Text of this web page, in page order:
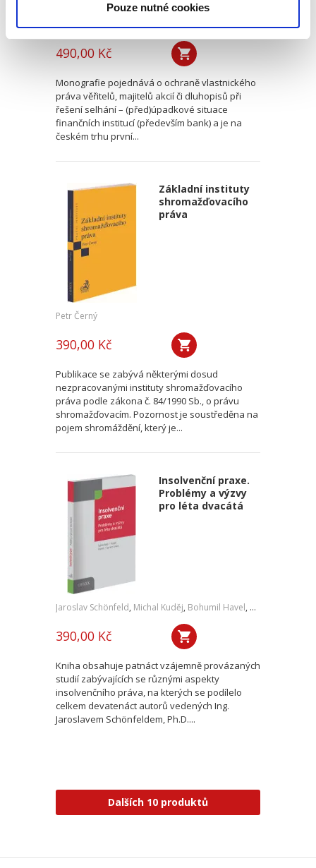
Pouze nutné cookies
Radek Vojtek
490,00 Kč
Monografie pojednává o ochraně vlastnického
práva věřitelů, majitelů akcií či dluhopisů při
řešení selhání – (před)úpadkové situace
finančních institucí (především bank) a je na
českém trhu první...
Základní instituty
shromažďovacího
práva
Petr Černý
390,00 Kč
Publikace se zabývá některými dosud
nezpracovanými instituty shromažďovacího
práva podle zákona č. 84/1990 Sb., o právu
shromažďovacím. Pozornost je soustředěna na
pojem shromáždění, který je...
Insolvenční praxe.
Problémy a výzvy
pro léta dvacátá
Jaroslav Schönfeld, Michal Kuděj, Bohumil Havel, Petr Sprinz
390,00 Kč
Kniha obsahuje patnáct vzájemně provázaných
studií zabývajících se různými aspekty
insolvenčního práva, na kterých se podílelo
celkem devatenáct autorů vedených Ing.
Jaroslavem Schönfeldem, Ph.D....
Dalších 10 produktů